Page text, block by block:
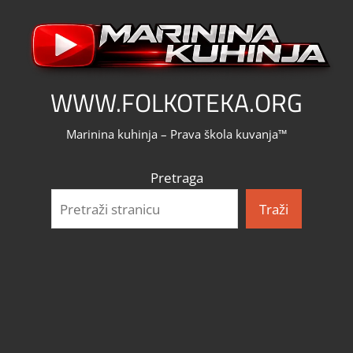
content
WWW.FOLKOTEKA.ORG
Marinina kuhinja – Prava škola kuvanja™
Pretraga
Traži